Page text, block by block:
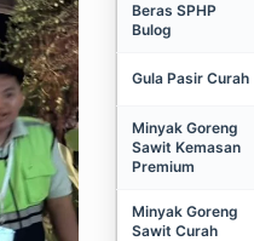
Beras SPHP
Bulog
Gula Pasir Curah
Minyak Goreng
Sawit Kemasan
Premium
Minyak Goreng
Sawit Curah